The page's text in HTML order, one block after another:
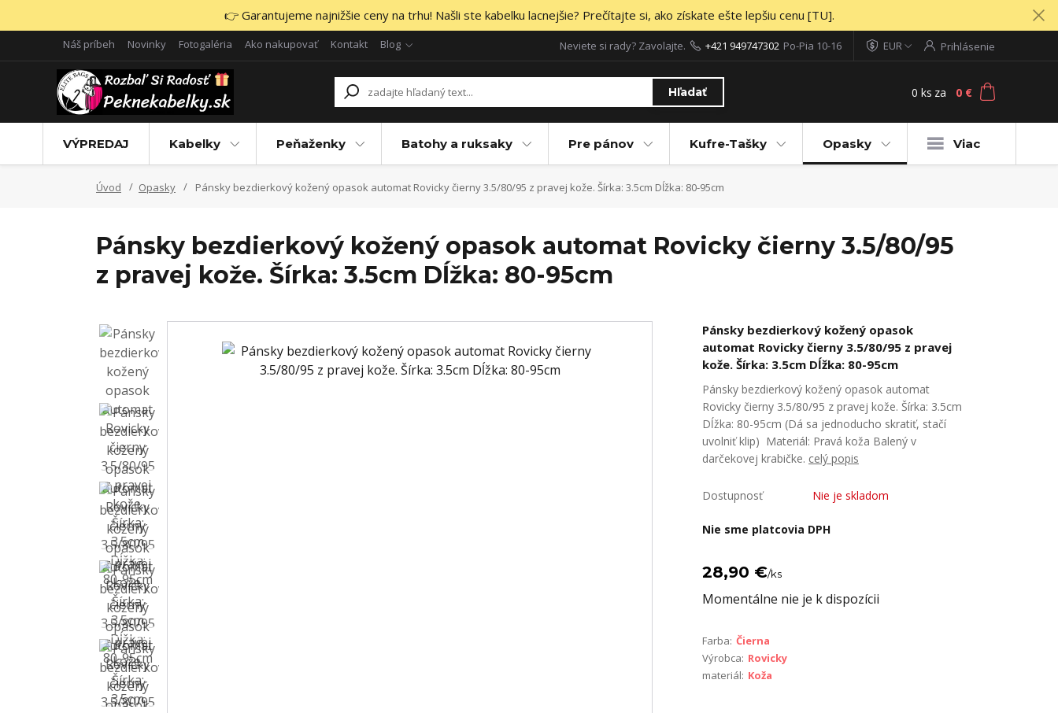
👉 Garantujeme najnižšie ceny na trhu! Našli ste kabelku lacnejšie? Prečítajte si, ako získate ešte lepšiu cenu [TU].
Náš príbeh Novinky Fotogaléria Ako nakupovať Kontakt Blog EUR Prihlásenie
Hľadať
Neviete si rady? Zavolajte. +421 949747302 Po-Pia 10-16
0 ks za 0 €
VÝPREDAJ Kabelky Peňaženky Batohy a ruksaky Pre pánov Kufre-Tašky Opasky Viac
Úvod Opasky Pánsky bezdierkový kožený opasok automat Rovicky čierny 3.5/80/95 z pravej kože. Šírka: 3.5cm Dĺžka: 80-95cm
Pánsky bezdierkový kožený opasok automat Rovicky čierny 3.5/80/95
z pravej kože. Šírka: 3.5cm Dĺžka: 80-95cm
Pánsky bezdierkový kožený opasok
automat Rovicky čierny 3.5/80/95 z pravej
kože. Šírka: 3.5cm Dĺžka: 80-95cm
Pánsky bezdierkový kožený opasok automat
Rovicky čierny 3.5/80/95 z pravej kože. Šírka: 3.5cm
Dĺžka: 80-95cm (Dá sa jednoducho skratiť, stačí
uvolniť klip) Materiál: Pravá koža Balený v
darčekovej krabičke. celý popis
Dostupnosť Nie je skladom
Nie sme platcovia DPH
28,90 €/ks
Momentálne nie je k dispozícii
Farba: Čierna
Výrobca: Rovicky
materiál: Koža